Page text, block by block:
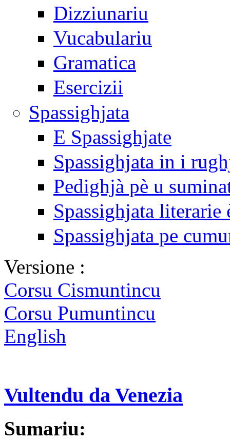
Dizziunariu
Vucabulariu
Gramatica
Esercizii
Spassighjata
E Spassighjate
Spassighjata in i
Pedighjà pè u
Spassighjata literarie
Spassighjata pe
Versione :
Corsu Cismuntincu
Corsu Pumuntincu
English
Vultendu da Venezia
Sumariu: